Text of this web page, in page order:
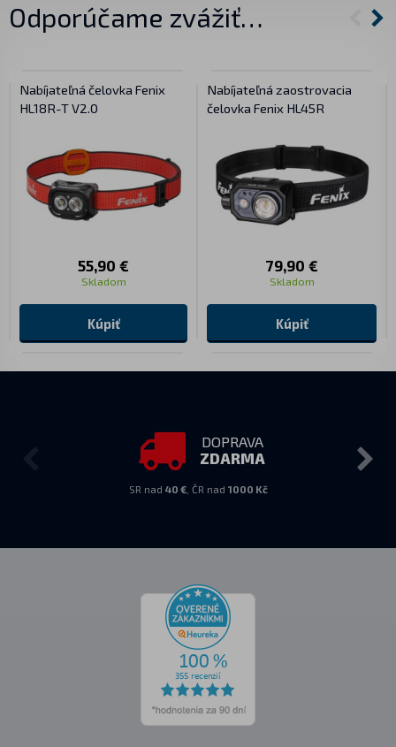
Odporúčame zvážiť…
Nabíjateľná čelovka Fenix
HL18R-T V2.0
55,90 €
Skladom
Kúpiť
Nabíjateľná zaostrovacia
čelovka Fenix HL45R
79,90 €
Skladom
Kúpiť
DOPRAVA
ZDARMA
SR nad 40 €, ČR nad 1000 Kč